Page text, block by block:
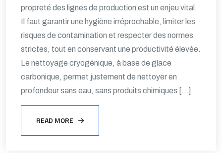
propreté des lignes de production est un enjeu vital.
Il faut garantir une hygiène irréprochable, limiter les
risques de contamination et respecter des normes
strictes, tout en conservant une productivité élevée.
Le nettoyage cryogénique, à base de glace
carbonique, permet justement de nettoyer en
profondeur sans eau, sans produits chimiques […]
READ MORE